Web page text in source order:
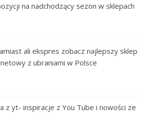
na nadchodzący sezon w sklepach
ali ekspres zobacz najlepszy sklep
z ubraniami w Polsce
z yt- inspiracje z You Tube i nowości ze